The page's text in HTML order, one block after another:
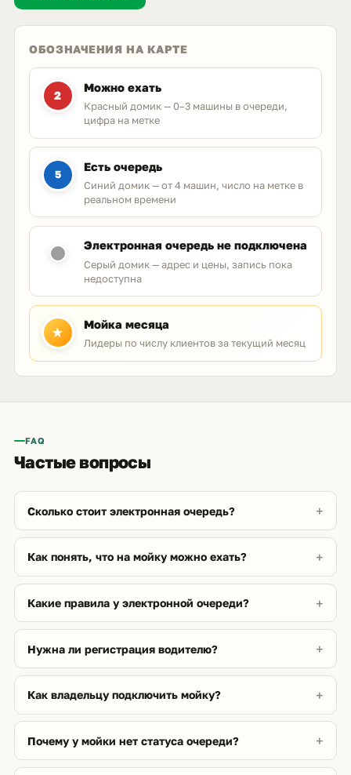
ОБОЗНАЧЕНИЯ НА КАРТЕ
2
Можно ехать
Красный домик — 0–3 машины в очереди,
цифра на метке
5
Есть очередь
Синий домик — от 4 машин, число на метке в
реальном времени
Электронная очередь не подключена
Серый домик — адрес и цены, запись пока
недоступна
★
Мойка месяца
Лидеры по числу клиентов за текущий месяц
FAQ
Частые вопросы
Сколько стоит электронная очередь?
Как понять, что на мойку можно ехать?
Какие правила у электронной очереди?
Нужна ли регистрация водителю?
Как владельцу подключить мойку?
Почему у мойки нет статуса очереди?